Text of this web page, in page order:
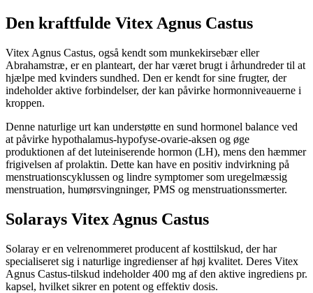
Den kraftfulde Vitex Agnus Castus
Vitex Agnus Castus, også kendt som munkekirsebær eller
Abrahamstræ, er en planteart, der har været brugt i århundreder til at
hjælpe med kvinders sundhed. Den er kendt for sine frugter, der
indeholder aktive forbindelser, der kan påvirke hormonniveauerne i
kroppen.
Denne naturlige urt kan understøtte en sund hormonel balance ved
at påvirke hypothalamus-hypofyse-ovarie-aksen og øge
produktionen af det luteiniserende hormon (LH), mens den hæmmer
frigivelsen af prolaktin. Dette kan have en positiv indvirkning på
menstruationscyklussen og lindre symptomer som uregelmæssig
menstruation, humørsvingninger, PMS og menstruationssmerter.
Solarays Vitex Agnus Castus
Solaray er en velrenommeret producent af kosttilskud, der har
specialiseret sig i naturlige ingredienser af høj kvalitet. Deres Vitex
Agnus Castus-tilskud indeholder 400 mg af den aktive ingrediens pr.
kapsel, hvilket sikrer en potent og effektiv dosis.